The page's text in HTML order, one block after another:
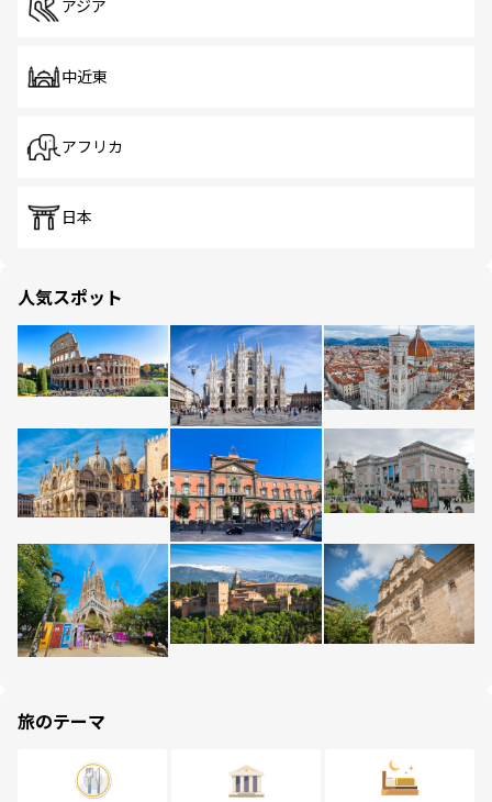
アジア
中近東
アフリカ
日本
人気スポット
旅のテーマ